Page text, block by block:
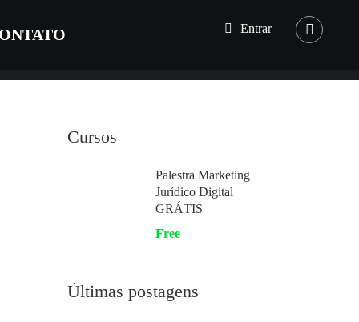
Entrar
Cursos
Palestra Marketing
Jurídico Digital
GRÁTIS
Free
Últimas postagens